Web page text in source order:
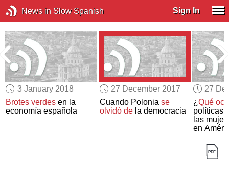
News in Slow Spanish Sign In
3 January 2018
Brotes verdes en la
economía española
27 December 2017
Cuando Polonia se
olvidó dela democracia
27
¿Qué
políticas
las
en